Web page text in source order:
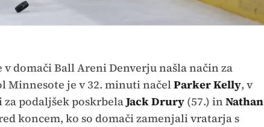
domači Ball Areni Denverju našla način za
Minnesote je v 32. minuti načelParker Kelly, v
podaljšek poskrbelaJack Drury(57.) inNathan
koncem, ko so domači zamenjali vratarja s